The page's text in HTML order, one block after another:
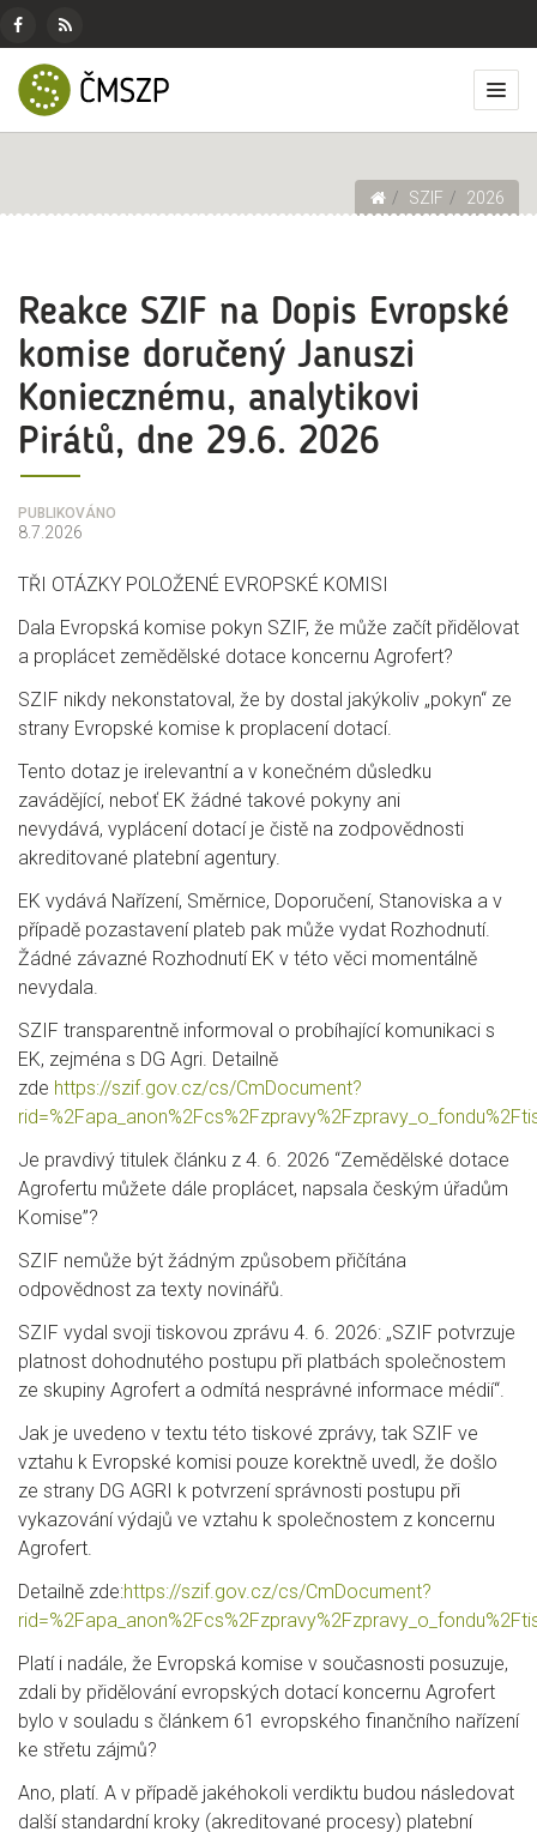
ČMSZP
Českomoravský
svaz
zemědělských
Menu
pro
sociální
sítě
Facebook
RSS
zdroj
Základní
menu
SZIF 2026
Reakce SZIF na Dopis Evropské
komise doručený Januszi
Koniecznému, analytikovi
Pirátů, dne 29.6. 2026
PUBLIKOVÁNO
8.7.2026
TŘI OTÁZKY POLOŽENÉ EVROPSKÉ KOMISI
Dala Evropská komise pokyn SZIF, že může začít přidělovat
a proplácet zemědělské dotace koncernu Agrofert?
SZIF nikdy nekonstatoval, že by dostal jakýkoliv „pokyn“ ze
strany Evropské komise k proplacení dotací.
Tento dotaz je irelevantní a v konečném důsledku
zavádějící, neboť EK žádné takové pokyny ani
nevydává, vyplácení dotací je čistě na zodpovědnosti
akreditované platební agentury.
EK vydává Nařízení, Směrnice, Doporučení, Stanoviska a v
případě pozastavení plateb pak může vydat Rozhodnutí.
Žádné závazné Rozhodnutí EK v této věci momentálně
nevydala.
SZIF transparentně informoval o probíhající komunikaci s
EK, zejména s DG Agri. Detailně
zde https://szif.gov.cz/cs/CmDocument?
Je pravdivý titulek článku z 4. 6. 2026 “Zemědělské dotace
Agrofertu můžete dále proplácet, napsala českým úřadům
Komise”?
SZIF nemůže být žádným způsobem přičítána
odpovědnost za texty novinářů.
SZIF vydal svoji tiskovou zprávu 4. 6. 2026: „SZIF potvrzuje
platnost dohodnutého postupu při platbách společnostem
ze skupiny Agrofert a odmítá nesprávné informace médií“.
Jak je uvedeno v textu této tiskové zprávy, tak SZIF ve
vztahu k Evropské komisi pouze korektně uvedl, že došlo
ze strany DG AGRI k potvrzení správnosti postupu při
vykazování výdajů ve vztahu k společnostem z koncernu
Agrofert.
Detailně zde:https://szif.gov.cz/cs/CmDocument?
Platí i nadále, že Evropská komise v současnosti posuzuje,
zdali by přidělování evropských dotací koncernu Agrofert
bylo v souladu s článkem 61 evropského finančního nařízení
ke střetu zájmů?
Ano, platí. A v případě jakéhokoli verdiktu budou následovat
další standardní kroky (akreditované procesy) platební